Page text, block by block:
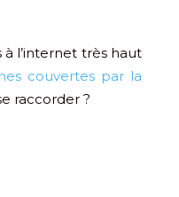
à l’internet très haut
couvertes par la
raccorder ?